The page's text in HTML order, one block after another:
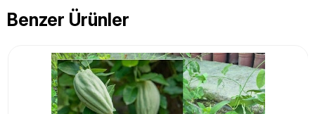
Benzer Ürünler